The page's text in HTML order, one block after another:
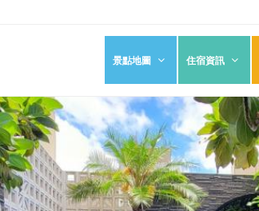
景點地圖 住宿資訊